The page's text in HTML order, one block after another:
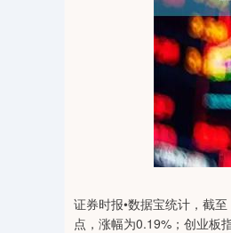
证券时报•数据宝统计，截
点，涨幅为0.19%；创业板
深证